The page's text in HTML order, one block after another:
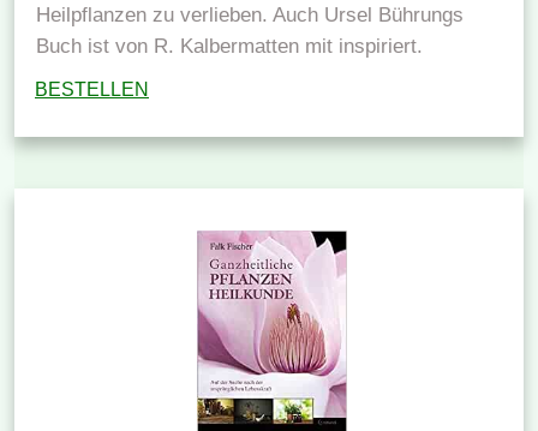
Heilpflanzen zu verlieben. Auch Ursel Bührungs
Buch ist von R. Kalbermatten mit inspiriert.
BESTELLEN